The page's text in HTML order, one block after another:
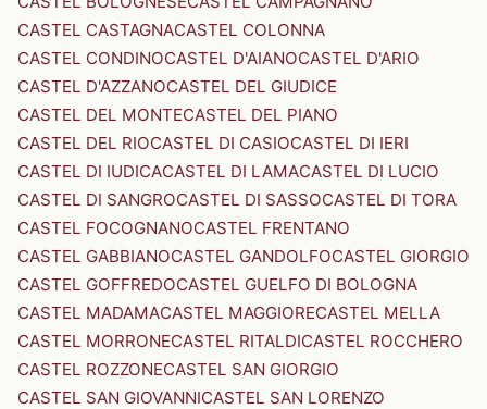
CASTEL CASTAGNACASTEL COLONNA
CASTEL CONDINOCASTEL D'AIANOCASTEL D'ARIO
CASTEL D'AZZANOCASTEL DEL GIUDICE
CASTEL DEL MONTECASTEL DEL PIANO
CASTEL DEL RIOCASTEL DI CASIOCASTEL DI IERI
CASTEL DI IUDICACASTEL DI LAMACASTEL DI LUCIO
CASTEL DI SANGROCASTEL DI SASSOCASTEL DI TORA
CASTEL FOCOGNANOCASTEL FRENTANO
CASTEL GABBIANOCASTEL GANDOLFOCASTEL GIORGIO
CASTEL GOFFREDOCASTEL GUELFO DI BOLOGNA
CASTEL MADAMACASTEL MAGGIORECASTEL MELLA
CASTEL MORRONECASTEL RITALDICASTEL ROCCHERO
CASTEL ROZZONECASTEL SAN GIORGIO
CASTEL SAN GIOVANNICASTEL SAN LORENZO